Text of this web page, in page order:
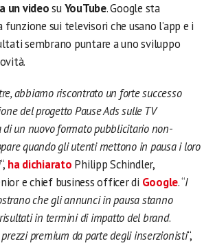
un videosuYouTube. Google sta
sui televisori che usano l’app e i
sembrano puntare a uno sviluppo
abbiamo riscontrato un forte successo
del progetto Pause Ads sulle TV
di un nuovo formato pubblicitario non-
quando gli utenti mettono in pausa i loro
“, ha dichiarato Philipp Schindler,
e chief business officer di Google. “I
che gli annunci in pausa stanno
in termini di impatto del brand.
premium da parte degli inserzionisti“,